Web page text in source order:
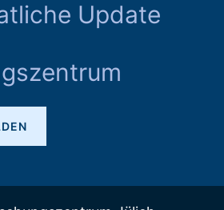
Update